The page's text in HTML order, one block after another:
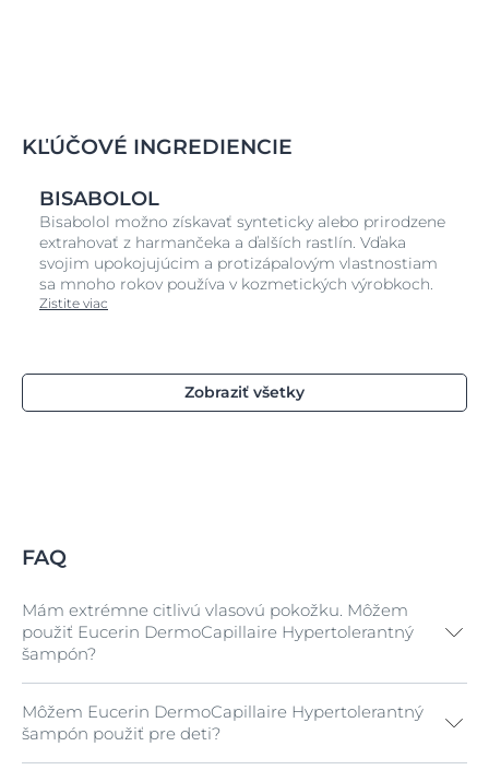
KĽÚČOVÉ INGREDIENCIE
BISABOLOL
Bisabolol možno získavať synteticky alebo prirodzene
extrahovať z harmančeka a ďalších rastlín. Vďaka
svojim upokojujúcim a protizápalovým vlastnostiam
sa mnoho rokov používa v kozmetických výrobkoch.
Zistite viac
Zobraziť všetky
FAQ
Mám extrémne citlivú vlasovú pokožku. Môžem
použiť Eucerin DermoCapillaire Hypertolerantný
šampón?
Áno. Eucerin DermoCapillaire Hypertolerantný
šampón bol vyvinutý špeciálne pre osoby s veľmi
citlivou vlasovou pokožkou.
Môžem Eucerin DermoCapillaire Hypertolerantný
šampón použiť pre deti?